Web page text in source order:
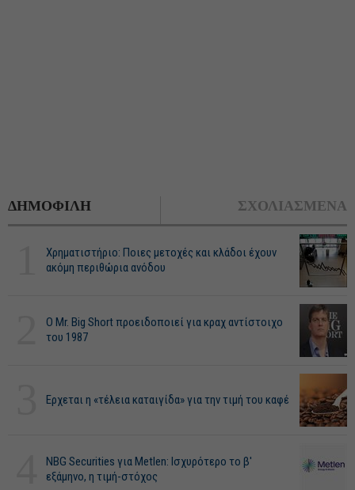
ΔΗΜΟΦΙΛΗ ΣΧΟΛΙΑΣΜΕΝΑ
Χρηματιστήριο: Ποιες μετοχές και κλάδοι έχουν
ακόμη περιθώρια ανόδου
O Mr. Big Short προειδοποιεί για κραχ αντίστοιχο
του 1987
Ερχεται η «τέλεια καταιγίδα» για την τιμή του καφέ
NBG Securities για Metlen: Ισχυρότερο το β'
εξάμηνο, η τιμή-στόχος